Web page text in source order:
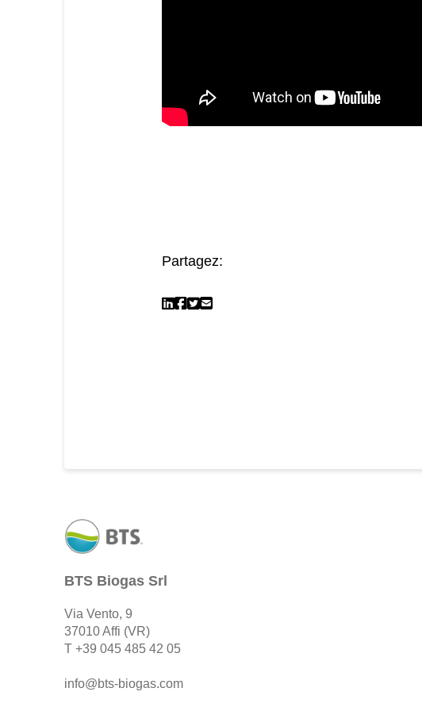
Partagez:
BTS Biogas Srl
Via Vento, 9
37010 Affi (VR)
T +39 045 485 42 05
info@bts-biogas.com